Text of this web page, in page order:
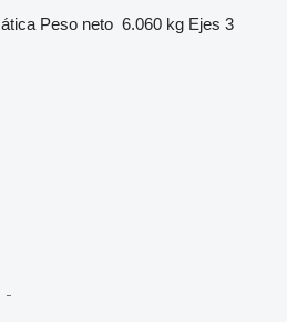
Peso neto 6.060 kg Ejes 3